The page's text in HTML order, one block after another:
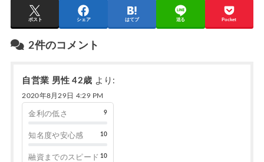
ポスト シェア はてブ 送る Pocket
2件のコメント
自営業 男性 42歳 より:
2020年8月29日 4:29 PM
金利の低さ 9
知名度や安心感 10
融資までのスピード 10